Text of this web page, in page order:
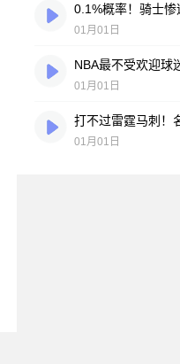
01月01日
01月01日
01月01日